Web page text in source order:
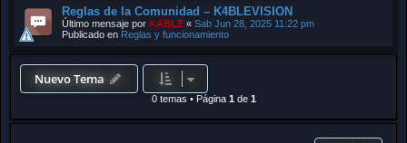
Reglas de la Comunidad – K4BLEVISION
Último mensaje por KABLE « Sab Jun 28, 2025 11:22 pm
Publicado en Reglas y funcionamiento
Nuevo Tema
0 temas • Página 1 de 1